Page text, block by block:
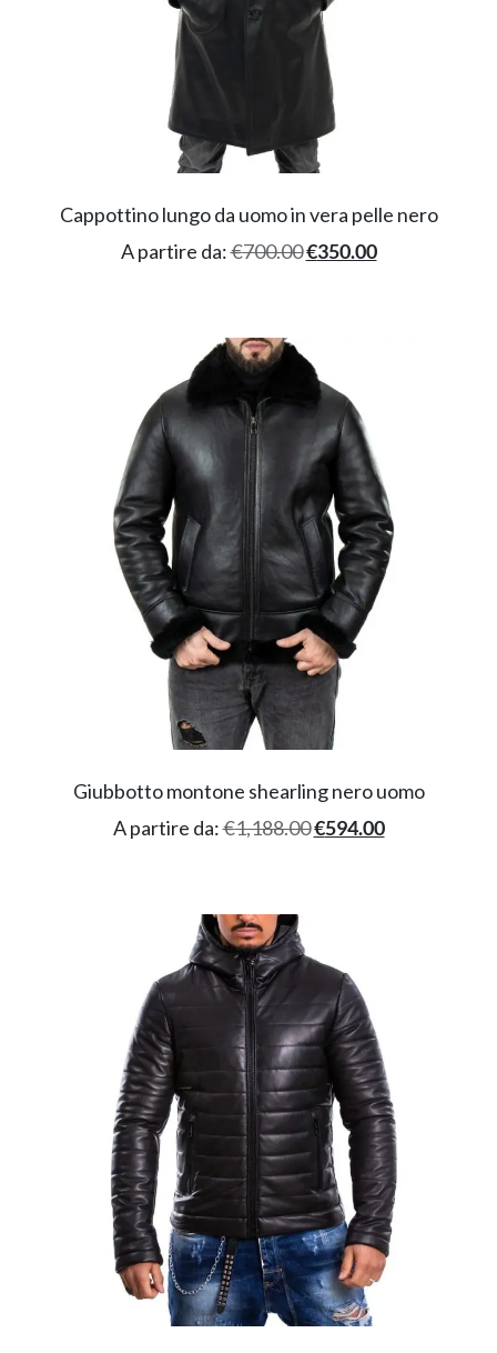
Cappottino lungo da uomo in vera pelle nero
A partire da:€700.00€350.00
Giubbotto montone shearling nero uomo
A partire da:€1,188.00€594.00